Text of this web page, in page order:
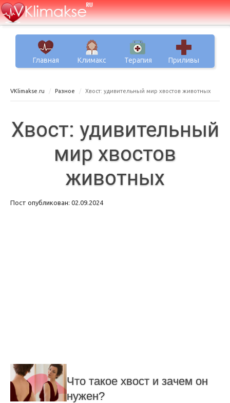
Главная Климакс Терапия Приливы
VKlimakse.ru Разное Хвост: удивительный мир хвостов животных
Хвост: удивительный
мир хвостов
животных
Пост опубликован: 02.09.2024
Что такое хвост и зачем он
нужен?